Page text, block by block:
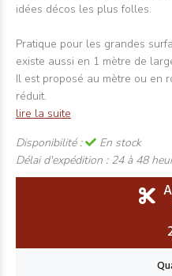
idées décos les plus folles.
Pratique pour les grandes
existe aussi en 1 mètre de
Il est proposé au mètre ou en
réduit.
lire la suite
Disponibilité :
En stock
Délai d'expédition : 24 à 48